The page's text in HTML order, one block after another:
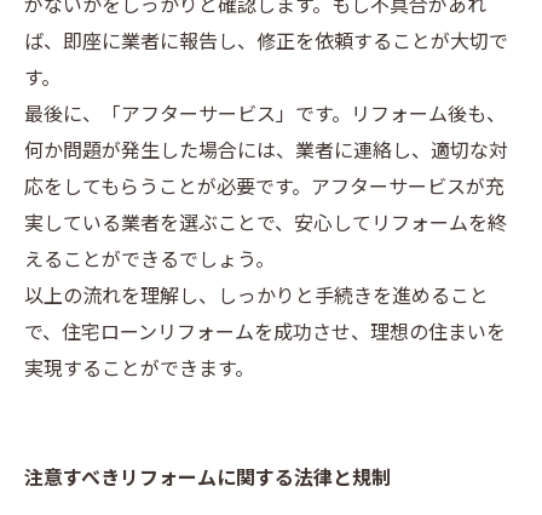
がないかをしっかりと確認します。もし不具合があれ
ば、即座に業者に報告し、修正を依頼することが大切で
す。
最後に、「アフターサービス」です。リフォーム後も、
何か問題が発生した場合には、業者に連絡し、適切な対
応をしてもらうことが必要です。アフターサービスが充
実している業者を選ぶことで、安心してリフォームを終
えることができるでしょう。
以上の流れを理解し、しっかりと手続きを進めること
で、住宅ローンリフォームを成功させ、理想の住まいを
実現することができます。
注意すべきリフォームに関する法律と規制